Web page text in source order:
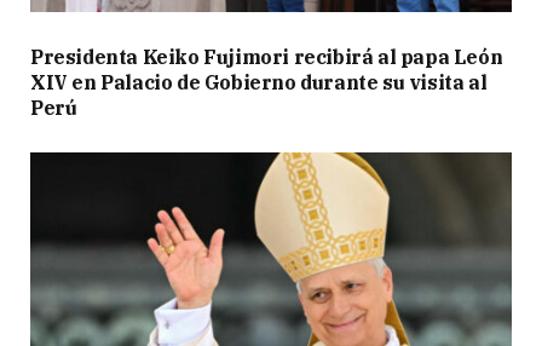
Presidenta Keiko Fujimori recibirá al papa León
XIV en Palacio de Gobierno durante su visita al
Perú